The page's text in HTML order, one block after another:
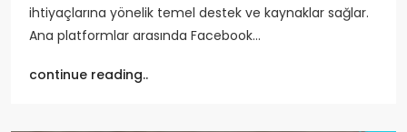
ihtiyaçlarına yönelik temel destek ve kaynaklar sağlar.
Ana platformlar arasında Facebook…
continue reading..